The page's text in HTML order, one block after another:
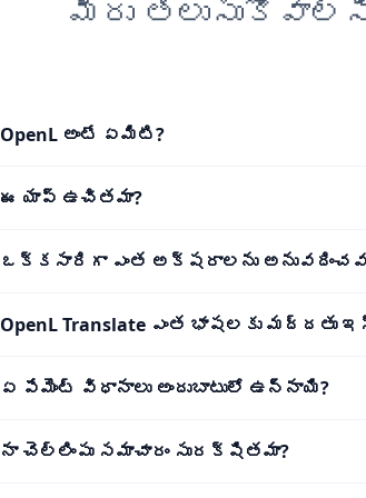
మీరు
OpenL అంటే ఏమిటి?
ఈ యాప్ ఉచితమా?
ఒక్కసారిగా ఎంత అక్షరాలను
OpenL Translate ఎంత భాషలకు మద్దతు
ఏ పేమెంట్ విధానాలు అందుబాటులో ఉన్నాయి?
నా చెల్లింపు సమాచారం సురక్షితమా?